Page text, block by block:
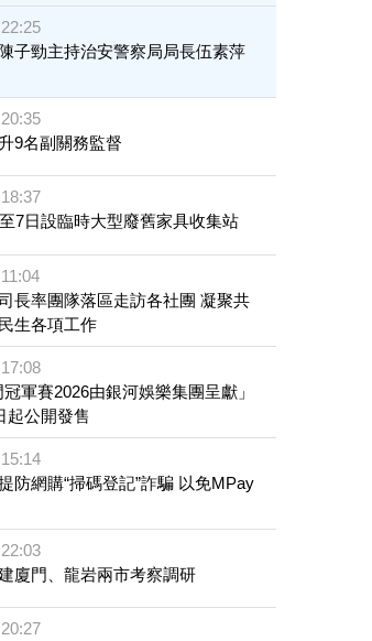
子勁主持治安警察局局長伍素萍
9名副關務監督
7日設臨時大型廢舊家具收集站
長率團隊落區走訪各社團 凝聚共
生各項工作
冠軍賽2026由銀河娛樂集團呈獻」
起公開發售
防網購“掃碼登記”詐騙 以免MPay
廈門、龍岩兩市考察調研